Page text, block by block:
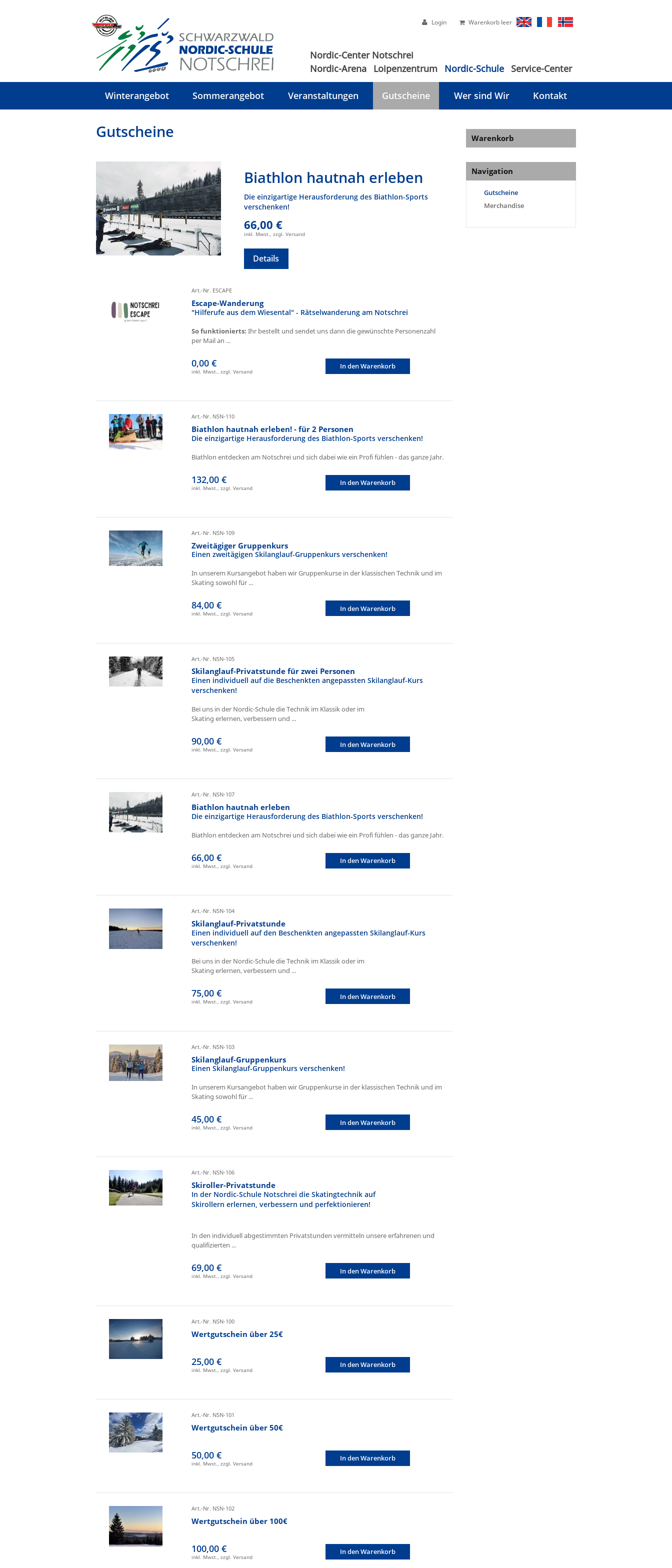
Login Warenkorb leer
Nordic-Center Notschrei
Nordic-Arena
Loipenzentrum Nordic-Schule Service-Center
Winterangebot Sommerangebot Veranstaltungen Gutscheine Wer sind Wir Kontakt
Gutscheine
Biathlon hautnah erleben
Die einzigartige Herausforderung des Biathlon-Sports
verschenken!
66,00 €
inkl. Mwst., zzgl. Versand
Details
Art.-Nr. ESCAPE
Escape-Wanderung
"Hilferufe aus dem Wiesental" - Rätselwanderung am Notschrei
So funktionierts: Ihr bestellt und sendet uns dann die gewünschte Personenzahl
per Mail an ...
0,00 €
inkl. Mwst., zzgl. Versand
In den Warenkorb
Art.-Nr. NSN-110
Biathlon hautnah erleben! - für 2 Personen
Die einzigartige Herausforderung des Biathlon-Sports verschenken!
Biathlon entdecken am Notschrei und sich dabei wie ein Profi fühlen - das ganze Jahr.
132,00 €
inkl. Mwst., zzgl. Versand
In den Warenkorb
Art.-Nr. NSN-109
Zweitägiger Gruppenkurs
Einen zweitägigen Skilanglauf-Gruppenkurs verschenken!
In unserem Kursangebot haben wir Gruppenkurse in der klassischen Technik und im
Skating sowohl für ...
84,00 €
inkl. Mwst., zzgl. Versand
In den Warenkorb
Art.-Nr. NSN-105
Skilanglauf-Privatstunde für zwei Personen
Einen individuell auf die Beschenkten angepassten Skilanglauf-Kurs
verschenken!
Bei uns in der Nordic-Schule die Technik im Klassik oder im
Skating erlernen, verbessern und ...
90,00 €
inkl. Mwst., zzgl. Versand
In den Warenkorb
Art.-Nr. NSN-107
Biathlon hautnah erleben
Die einzigartige Herausforderung des Biathlon-Sports verschenken!
Biathlon entdecken am Notschrei und sich dabei wie ein Profi fühlen - das ganze Jahr.
66,00 €
inkl. Mwst., zzgl. Versand
In den Warenkorb
Art.-Nr. NSN-104
Skilanglauf-Privatstunde
Einen individuell auf den Beschenkten angepassten Skilanglauf-Kurs
verschenken!
Bei uns in der Nordic-Schule die Technik im Klassik oder im
Skating erlernen, verbessern und ...
75,00 €
inkl. Mwst., zzgl. Versand
In den Warenkorb
Art.-Nr. NSN-103
Skilanglauf-Gruppenkurs
Einen Skilanglauf-Gruppenkurs verschenken!
In unserem Kursangebot haben wir Gruppenkurse in der klassischen Technik und im
Skating sowohl für ...
45,00 €
inkl. Mwst., zzgl. Versand
In den Warenkorb
Art.-Nr. NSN-106
Skiroller-Privatstunde
In der Nordic-Schule Notschrei die Skatingtechnik auf
Skirollern erlernen, verbessern und perfektionieren!
In den individuell abgestimmten Privatstunden vermitteln unsere erfahrenen und
qualifizierten ...
69,00 €
inkl. Mwst., zzgl. Versand
In den Warenkorb
Art.-Nr. NSN-100
Wertgutschein über 25€
25,00 €
inkl. Mwst., zzgl. Versand
In den Warenkorb
Art.-Nr. NSN-101
Wertgutschein über 50€
50,00 €
inkl. Mwst., zzgl. Versand
In den Warenkorb
Art.-Nr. NSN-102
Wertgutschein über 100€
100,00 €
inkl. Mwst., zzgl. Versand
In den Warenkorb
Warenkorb
Navigation
Gutscheine
Merchandise